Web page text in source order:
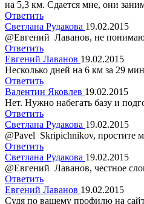
на 5,3 км. Сдается мне, они
Ответить
Светлана Рудакова 19.02.2015
@Евгений Лаванов, не понимаю
Ответить
Евгений Лаванов 19.02.2015
Несколько дней на 6 км за 29
Ответить
Валентин Яковлев 19.02.2015
Нет. Нужно набегать базу и
Ответить
Светлана Рудакова 19.02.2015
@Pavel Skripichnikov, простите
Ответить
Светлана Рудакова 19.02.2015
@Евгений Лаванов, честное
Ответить
Евгений Лаванов 19.02.2015
Судя по вашему профилю на